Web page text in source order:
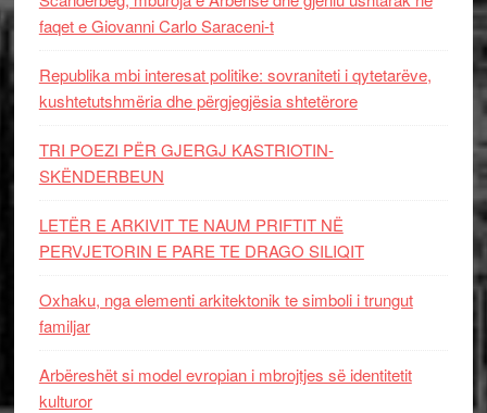
faqet e Giovanni Carlo Saraceni-t
Republika mbi interesat politike: sovraniteti i qytetarëve,
kushtetutshmëria dhe përgjegjësia shtetërore
TRI POEZI PËR GJERGJ KASTRIOTIN-
SKËNDERBEUN
LETËR E ARKIVIT TE NAUM PRIFTIT NË
PERVJETORIN E PARE TE DRAGO SILIQIT
Oxhaku, nga elementi arkitektonik te simboli i trungut
familjar
Arbëreshët si model evropian i mbrojtjes së identitetit
kulturor